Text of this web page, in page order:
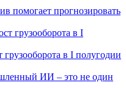
помогает прогнозировать
в I полугодии